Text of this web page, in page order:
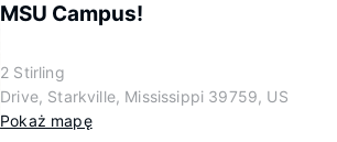
MSU Campus!
2 Stirling
Drive, Starkville, Mississippi 39759, US
Pokaż mapę